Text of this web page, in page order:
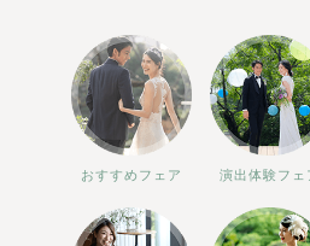
おすすめフェア 演出体験フェ